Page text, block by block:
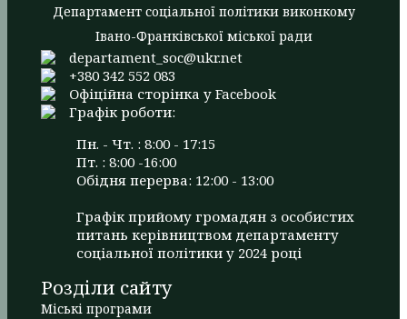
Департамент соціальної політики виконкому
Івано-Франківської міської ради
departament_soc@ukr.net
+380 342 552 083
Офіційна сторінка у Facebook
Графік роботи:
Пн. - Чт. : 8:00 - 17:15
Пт. : 8:00 -16:00
Обідня перерва: 12:00 - 13:00
Графік прийому громадян з особистих
питань керівництвом департаменту
соціальної політики у 2024 році
Розділи сайту
Міські програми